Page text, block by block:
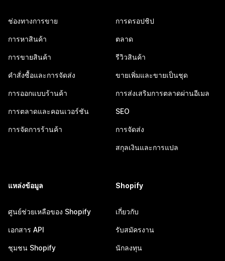
ช่องทางการขาย
การหาสินค้า
การขายสินค้า
คำสั่งซื้อและการจัดส่ง
การออกแบบร้านค้า
การตลาดและคอนเวอร์ชัน
การจัดการร้านค้า
การดรอปชิป
ตลาด
รีวิวสินค้า
ขายเพิ่มและขายเป็นชุด
การส่งเสริมการตลาดผ่านอีเมล
SEO
การจัดส่ง
สกุลเงินและการแปล
แหล่งข้อมูล
ศูนย์ช่วยเหลือของ Shopify
เอกสาร API
ชุมชน Shopify
Shopify
เกี่ยวกับ
รับสมัครงาน
นักลงทุน